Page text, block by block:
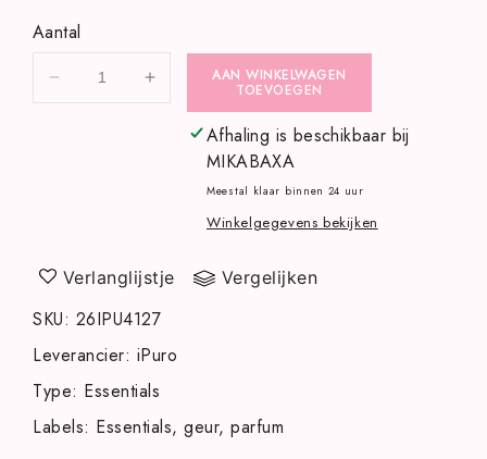
Aantal
Aantal
verlagen
Aantal
verhogen
AAN WINKELWAGEN
TOEVOEGEN
Afhaling is beschikbaar bij
MIKABAXA
Meestal klaar binnen 24 uur
Winkelgegevens bekijken
Verlanglijstje Vergelijken
SKU: 26IPU4127
Leverancier: iPuro
Type: Essentials
Labels: Essentials geur parfum